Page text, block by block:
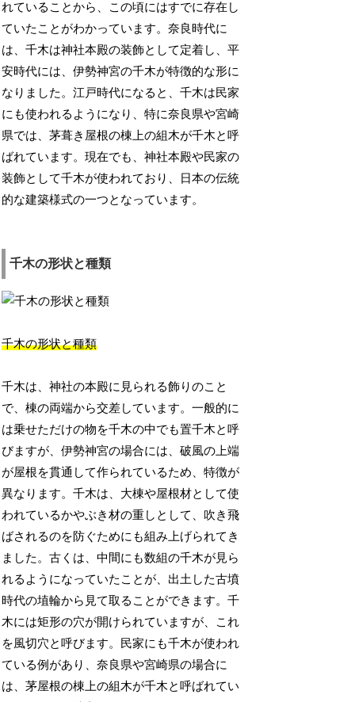
れていることから、この頃にはすでに存在し
ていたことがわかっています。奈良時代に
は、千木は神社本殿の装飾として定着し、平
安時代には、伊勢神宮の千木が特徴的な形に
なりました。江戸時代になると、千木は民家
にも使われるようになり、特に奈良県や宮崎
県では、茅葺き屋根の棟上の組木が千木と呼
ばれています。現在でも、神社本殿や民家の
装飾として千木が使われており、日本の伝統
的な建築様式の一つとなっています。
千木の形状と種類
千木の形状と種類
千木は、神社の本殿に見られる飾りのこと
で、棟の両端から交差しています。一般的に
は乗せただけの物を千木の中でも置千木と呼
びますが、伊勢神宮の場合には、破風の上端
が屋根を貫通して作られているため、特徴が
異なります。千木は、大棟や屋根材として使
われているかやぶき材の重しとして、吹き飛
ばされるのを防ぐためにも組み上げられてき
ました。古くは、中間にも数組の千木が見ら
れるようになっていたことが、出土した古墳
時代の埴輪から見て取ることができます。千
木には矩形の穴が開けられていますが、これ
を風切穴と呼びます。民家にも千木が使われ
ている例があり、奈良県や宮崎県の場合に
は、茅屋根の棟上の組木が千木と呼ばれてい